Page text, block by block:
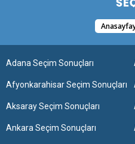
Adana Seçim Sonuçları
Afyonkarahisar Seçim Sonuçları
Aksaray Seçim Sonuçları
Ankara Seçim Sonuçları